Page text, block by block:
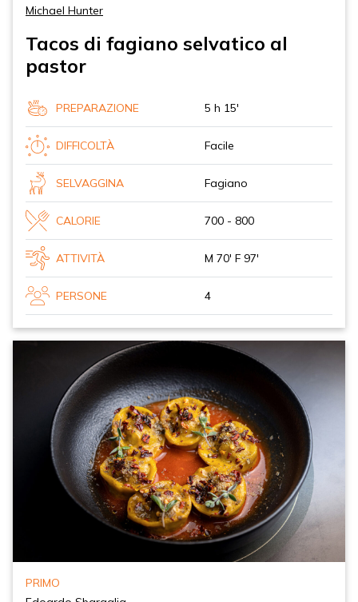
Michael Hunter
Tacos di fagiano selvatico al
pastor
PREPARAZIONE 5 h 15'
DIFFICOLTÀ Facile
SELVAGGINA Fagiano
CALORIE 700 - 800
ATTIVITÀ M 70' F 97'
PERSONE 4
PRIMO